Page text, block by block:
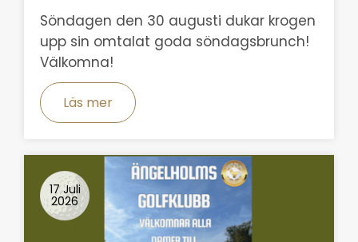
Söndagen den 30 augusti dukar krogen
upp sin omtalat goda söndagsbrunch!
Välkomna!
Läs mer
17 Juli
2026